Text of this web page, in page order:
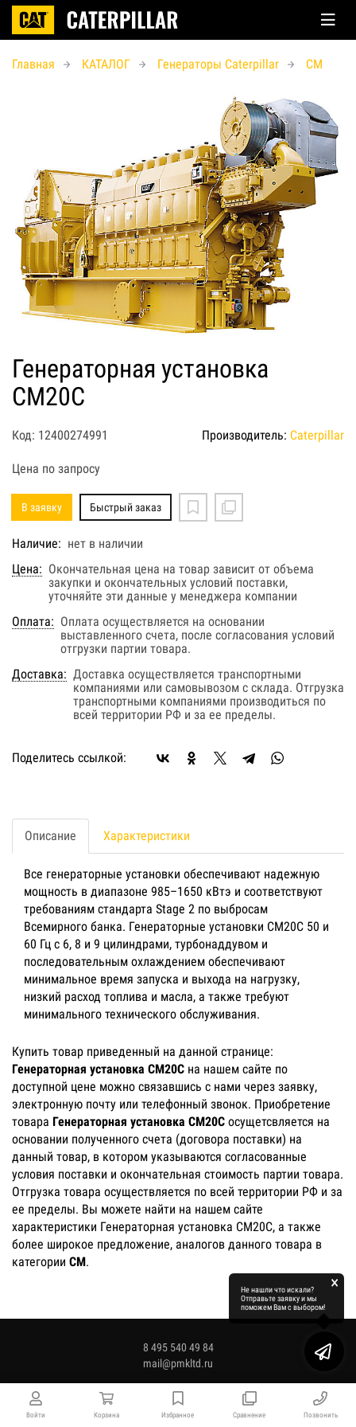
Войти Корзина Избранное Сравнение Позвонить
Главная КАТАЛОГ Генераторы Caterpillar CM
Генераторная установка
CM20C
Код: 12400274991 Производитель: Caterpillar
Цена по запросу
В заявку Быстрый заказ
Наличие: нет в наличии
Цена: Окончательная цена на товар зависит от объема
закупки и окончательных условий поставки,
уточняйте эти данные у менеджера компании
Оплата: Оплата осуществляется на основании
выставленного счета, после согласования условий
отгрузки партии товара.
Доставка: Доставка осуществляется транспортными
компаниями или самовывозом с склада. Отгрузка
транспортными компаниями производиться по
всей территории РФ и за ее пределы.
Поделитесь ссылкой:
Описание Характеристики
Все генераторные установки обеспечивают надежную
мощность в диапазоне 985–1650 кВтэ и соответствуют
требованиям стандарта Stage 2 по выбросам
Всемирного банка. Генераторные установки CM20C 50 и
60 Гц с 6, 8 и 9 цилиндрами, турбонаддувом и
последовательным охлаждением обеспечивают
минимальное время запуска и выхода на нагрузку,
низкий расход топлива и масла, а также требуют
минимального технического обслуживания.
Купить товар приведенный на данной странице:
Генераторная установка CM20C на нашем сайте по
доступной цене можно связавшись с нами через заявку,
электронную почту или телефонный звонок. Приобретение
товара Генераторная установка CM20C осущетсвляется на
основании полученного счета (договора поставки) на
данный товар, в котором указываются согласованные
условия поставки и окончательная стоимость партии товара.
Отгрузка товара осуществляется по всей территории РФ и за
ее пределы. Вы можете найти на нашем сайте
характеристики Генераторная установка CM20C, а также
более широкое предложение, аналогов данного товара в
категории CM.
8 495 540 49 84
mail@pmkltd.ru
Не нашли что искали?
Отправьте заявку и мы
поможем Вам с выбором!
×